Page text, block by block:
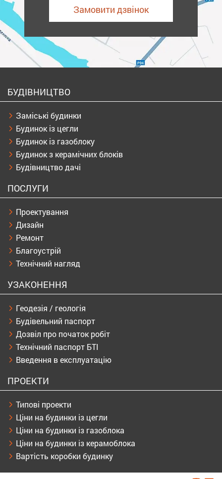
Замовити дзвінок
БУДІВНИЦТВО
Заміські будинки
Будинок із цегли
Будинок із газоблоку
Будинок з керамічних блоків
Будівництво дачі
ПОСЛУГИ
Проектування
Дизайн
Ремонт
Благоустрій
Технічний нагляд
УЗАКОНЕННЯ
Геодезія / геологія
Будівельний паспорт
Дозвіл про початок робіт
Технічний паспорт БТІ
Введення в експлуатацію
ПРОЕКТИ
Типові проекти
Ціни на будинки із цегли
Ціни на будинки із газоблока
Ціни на будинки із керамоблока
Вартість коробки будинку